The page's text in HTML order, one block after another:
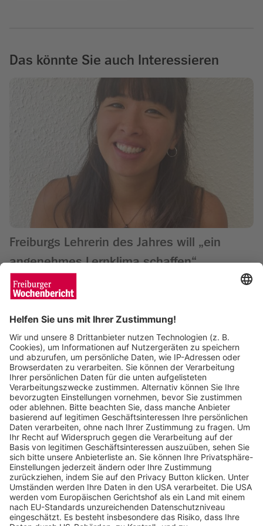
Das könnte Sie auch Interessieren
Freiburgs Lehrerin des Jahres will „ein
angenehmes Lernklima schaffen“
Freiburger Politikwissenschaftler: „Auf der
kommenden Regierung lastet viel Druck“